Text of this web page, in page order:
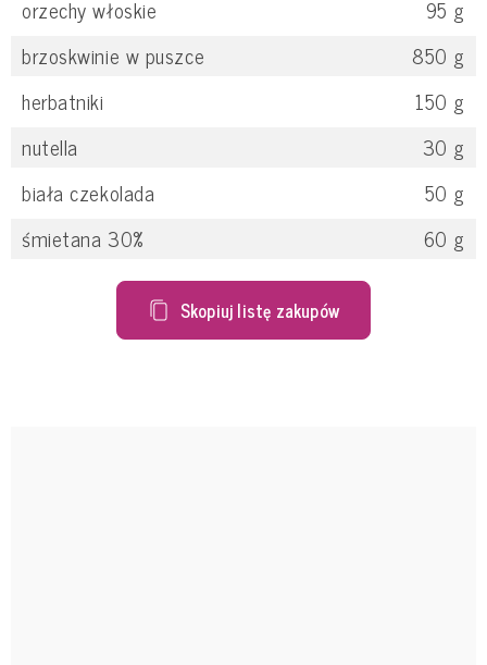
orzechy włoskie
95 g
brzoskwinie w puszce
850 g
herbatniki
150 g
nutella
30 g
biała czekolada
50 g
śmietana 30%
60 g
Skopiuj listę zakupów